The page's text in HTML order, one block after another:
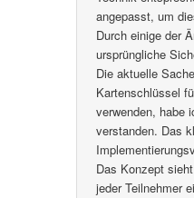
angepasst, um
Durch einige der
ursprüngliche
Die aktuelle
Kartenschlüssel
verwenden, habe
verstanden. Das
Das Konzept
jeder Teilnehmer